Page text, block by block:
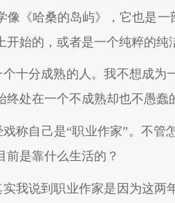
像《哈桑的岛屿》，它也是
开始的，或者是一个纯粹的纯
十分成熟的人。我不想成为
终处在一个不成熟却也不愚蠢
称自己是“职业作家”。不
前是靠什么生活的？
我说到职业作家是因为这